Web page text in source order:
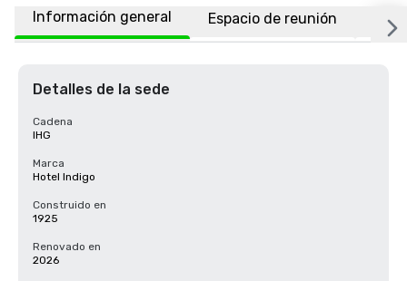
Información general Espacio de reunión
Detalles de la sede
Cadena
IHG
Marca
Hotel Indigo
Construido en
1925
Renovado en
2026